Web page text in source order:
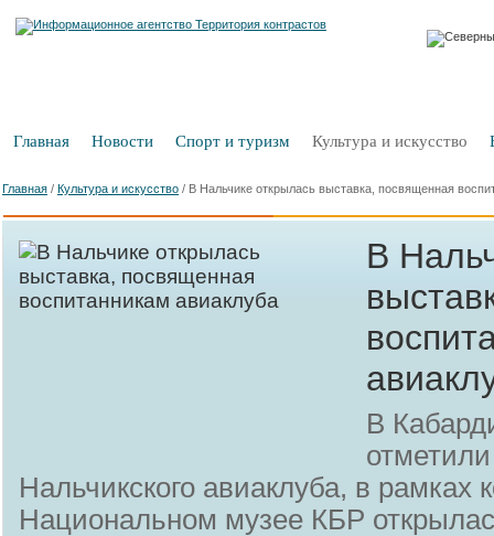
Главная Новости Спорт и туризм Культура и искусство
Главная / Культура и искусство / В Нальчике открылась выставка, посвященная
В
В
Нальчикского авиаклуба, в рамках
Национальном музее КБР